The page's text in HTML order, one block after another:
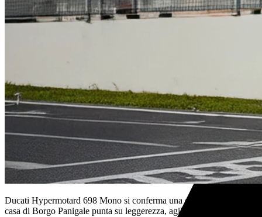
Ducati Hypermotard 698 Mono si conferma una delle moto più
casa di Borgo Panigale punta su leggerezza, agilità e DNA racing,